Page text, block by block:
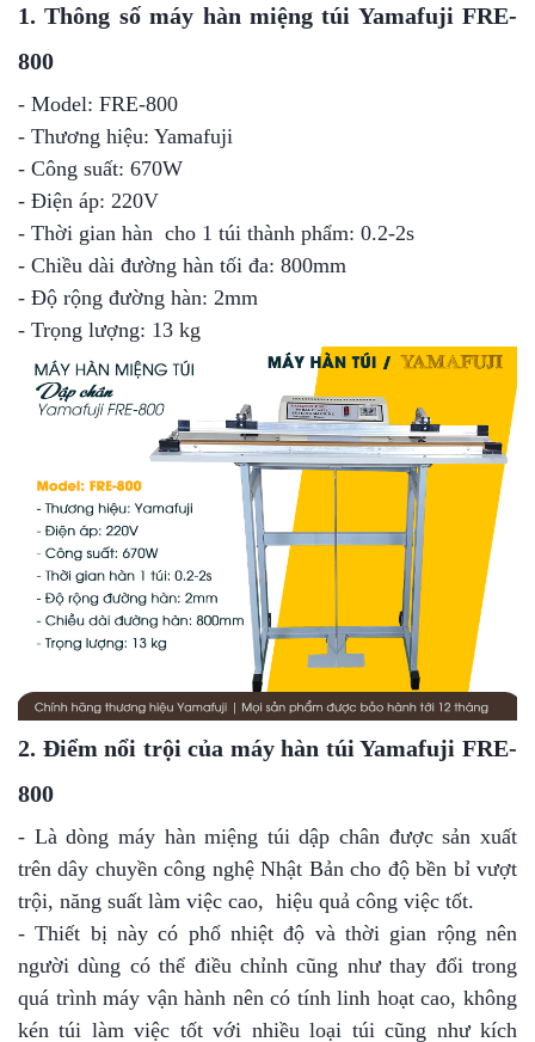
1. Thông số máy hàn miệng túi Yamafuji FRE-
800
- Model: FRE-800
- Thương hiệu: Yamafuji
- Công suất: 670W
- Điện áp: 220V
- Thời gian hàn cho 1 túi thành phẩm: 0.2-2s
- Chiều dài đường hàn tối đa: 800mm
- Độ rộng đường hàn: 2mm
- Trọng lượng: 13 kg
2. Điểm nổi trội của máy hàn túi Yamafuji FRE-
800
- Là dòng máy hàn miệng túi dập chân được sản xuất
trên dây chuyền công nghệ Nhật Bản cho độ bền bỉ vượt
trội, năng suất làm việc cao, hiệu quả công việc tốt.
- Thiết bị này có phổ nhiệt độ và thời gian rộng nên
người dùng có thể điều chỉnh cũng như thay đổi trong
quá trình máy vận hành nên có tính linh hoạt cao, không
kén túi làm việc tốt với nhiều loại túi cũng như kích